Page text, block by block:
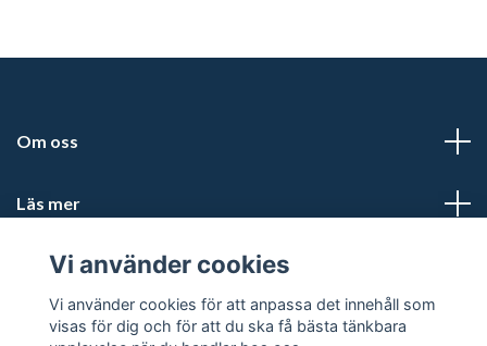
Om oss
Läs mer
Sociala medier
Vi använder cookies
Vi använder cookies för att anpassa det innehåll som
visas för dig och för att du ska få bästa tänkbara